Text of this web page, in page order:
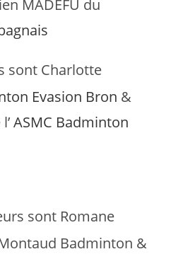
MADEFU du
sont Charlotte
Evasion Bron &
ASMC Badminton
sont Romane
Montaud Badminton &